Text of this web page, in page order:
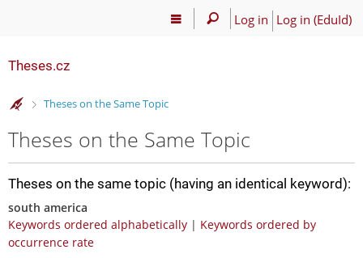
Log in Log in (EduId)
Theses.cz
>
Theses on the Same Topic
Theses on the Same Topic
Theses on the same topic (having an identical keyword):
south america
Keywords ordered alphabetically | Keywords ordered by
occurrence rate